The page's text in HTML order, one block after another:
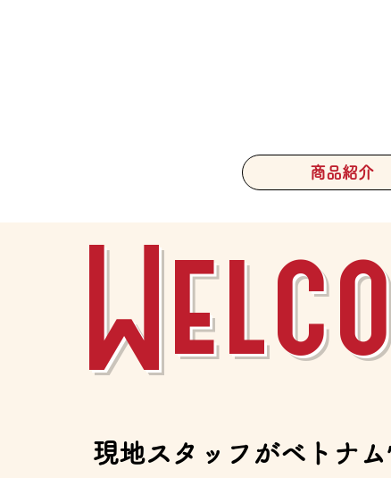
商品紹介
現地スタッフがベトナム